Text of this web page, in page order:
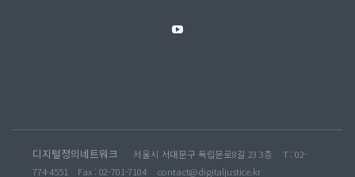
YouTube
디지털정의네트워크 서울시 서대문구 독립문로8길 23 3층
T : 02-
774-4551
Fax : 02-701-7104 contact@digitaljustice.kr